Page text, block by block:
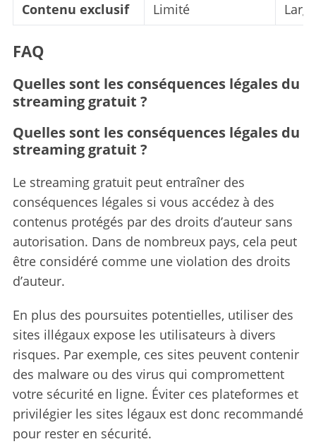
Contenu exclusif
Limité
FAQ
Quelles sont les conséquences légales du
streaming gratuit ?
Quelles sont les conséquences légales du
streaming gratuit ?
Le streaming gratuit peut entraîner des
conséquences légales si vous accédez à des
contenus protégés par des droits d’auteur sans
autorisation. Dans de nombreux pays, cela peut
être considéré comme une violation des droits
d’auteur.
En plus des poursuites potentielles, utiliser des
sites illégaux expose les utilisateurs à divers
risques. Par exemple, ces sites peuvent contenir
des malware ou des virus qui compromettent
votre sécurité en ligne. Éviter ces plateformes et
privilégier les sites légaux est donc recommandé
pour rester en sécurité.